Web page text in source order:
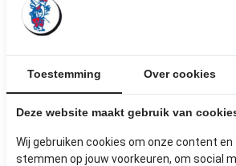
Toestemming Over cookies
Deze website maakt gebruik van
Wij gebruiken cookies om onze content
stemmen op jouw voorkeuren, om social